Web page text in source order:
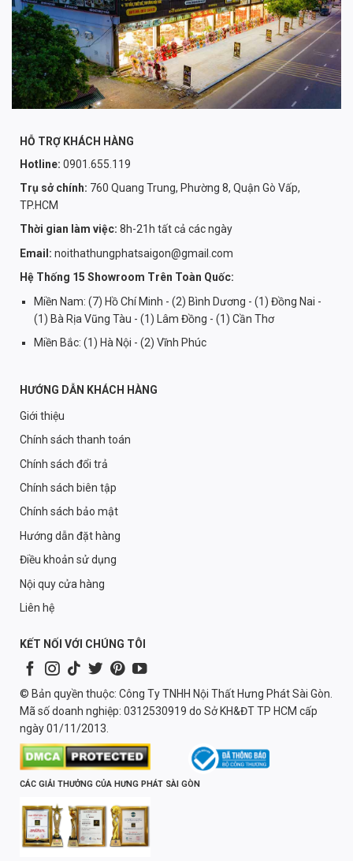
HỖ TRỢ KHÁCH HÀNG
Hotline: 0901.655.119
Trụ sở chính: 760 Quang Trung, Phường 8, Quận Gò Vấp,
TP.HCM
Thời gian làm việc: 8h-21h tất cả các ngày
Email: noithathungphatsaigon@gmail.com
Hệ Thống 15 Showroom Trên Toàn Quốc:
Miền Nam: (7) Hồ Chí Minh - (2) Bình Dương - (1) Đồng Nai -
(1) Bà Rịa Vũng Tàu - (1) Lâm Đồng - (1) Cần Thơ
Miền Bắc: (1) Hà Nội - (2) Vĩnh Phúc
HƯỚNG DẪN KHÁCH HÀNG
Giới thiệu
Chính sách thanh toán
Chính sách đổi trả
Chính sách biên tập
Chính sách bảo mật
Hướng dẫn đặt hàng
Điều khoản sử dụng
Nội quy cửa hàng
Liên hệ
KẾT NỐI VỚI CHÚNG TÔI
© Bản quyền thuộc: Công Ty TNHH Nội Thất Hưng Phát Sài Gòn.
Mã số doanh nghiệp: 0312530919 do Sở KH&ĐT TP HCM cấp
ngày 01/11/2013.
CÁC GIẢI THƯỞNG CỦA HƯNG PHÁT SÀI GÒN